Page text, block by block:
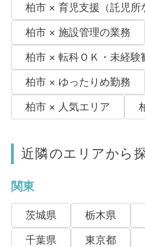
柏市 × 育児支援（託児所
柏市 × 施設管理の業務
柏市 × 転科ＯＫ・未経験
柏市 × ゆったりめ勤務
柏市 × 人気エリア
近隣のエリアから
関東
茨城県 栃木県
千葉県
東京都